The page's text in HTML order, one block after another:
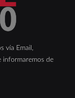
vía Email,
informaremos de